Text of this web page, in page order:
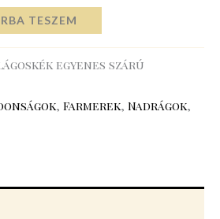
TESZEM
egyenes szárú
, Farmerek, Nadrágok,